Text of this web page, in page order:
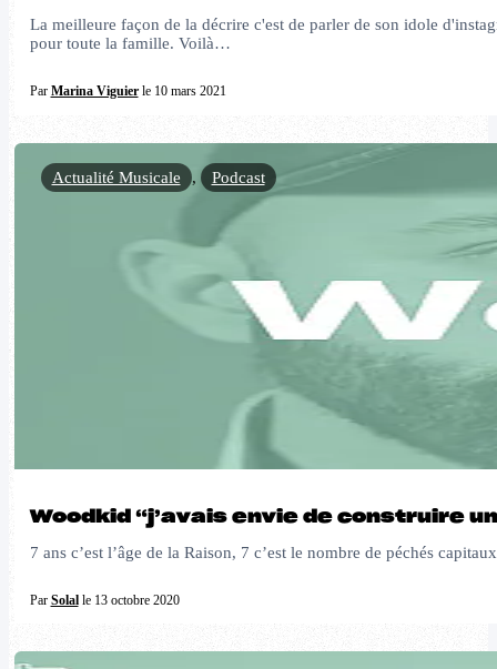
La meilleure façon de la décrire c'est de parler de son idole
pour toute la famille. Voilà…
Par Marina Viguierle 10 mars 2021
Woodkid “j’avais envie de construire
7 ans c’est l’âge de la Raison, 7 c’est le nombre de péchés
Par Solalle 13 octobre 2020
Actualité Musicale , Podcast